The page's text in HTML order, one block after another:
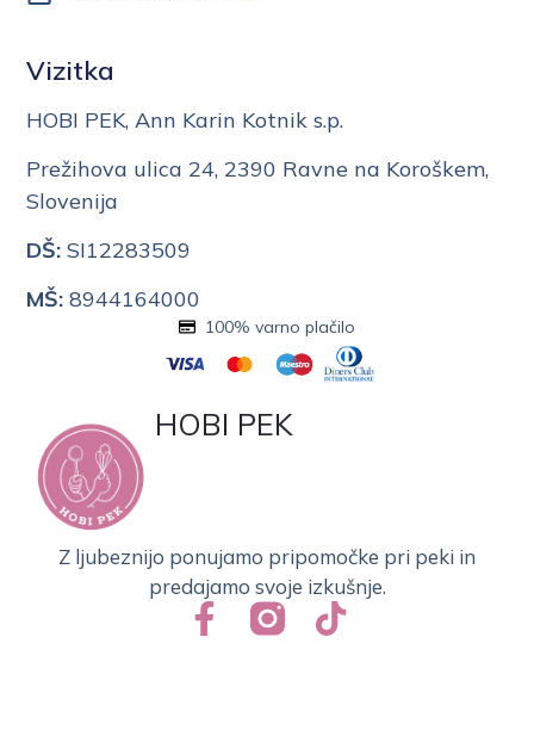
Vizitka
HOBI PEK, Ann Karin Kotnik s.p.
Prežihova ulica 24, 2390 Ravne na Koroškem,
Slovenija
DŠ: SI12283509
MŠ: 8944164000
HOBI PEK
Z ljubeznijo ponujamo pripomočke pri peki in
predajamo svoje izkušnje.
100% varno plačilo